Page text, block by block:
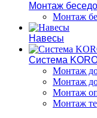
Монтаж
Монтаж
Навесы
Система
Монтаж
Монтаж
Монтаж
Монтаж